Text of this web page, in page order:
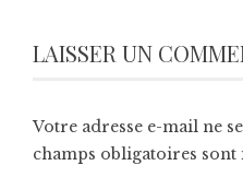
LAISSER UN
Votre adresse e-mail ne
champs obligatoires sont